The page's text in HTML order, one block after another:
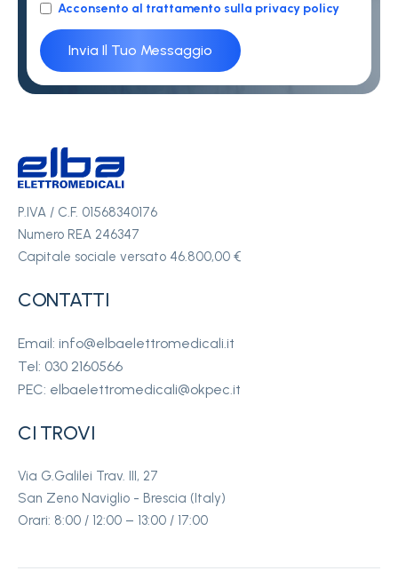
Acconsento al trattamento sulla privacy policy
P.IVA / C.F. 01568340176
Numero REA 246347
Capitale sociale versato 46.800,00 €
CONTATTI
Email: info@elbaelettromedicali.it
Tel: 030 2160566
PEC: elbaelettromedicali@okpec.it
CI TROVI
Via G.Galilei Trav. III, 27
San Zeno Naviglio - Brescia (Italy)
Orari: 8:00 / 12:00 – 13:00 / 17:00